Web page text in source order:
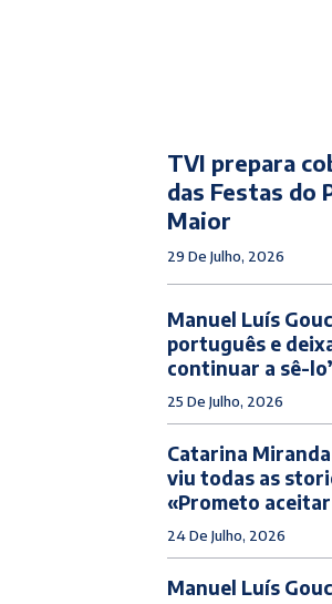
TVI prepara
das Festas do
Maior
29 De Julho, 2026
Manuel Luís
português e
continuar a sê-
25 De Julho, 2026
Catarina
viu todas as
«Prometo
24 De Julho, 2026
Manuel Luís